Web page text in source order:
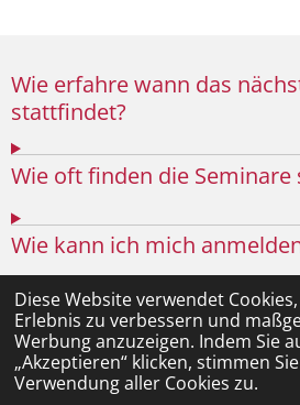
Diese Website verwendet
Erlebnis zu verbessern und
Werbung anzuzeigen. Indem Sie
„Akzeptieren“ klicken, stimmen
Verwendung aller Cookies zu.
Wie erfahre wann das
stattfindet?
Wie oft finden die Seminare
Wie kann ich mich
Was erlebe ich in den
Warum sind die Seminare